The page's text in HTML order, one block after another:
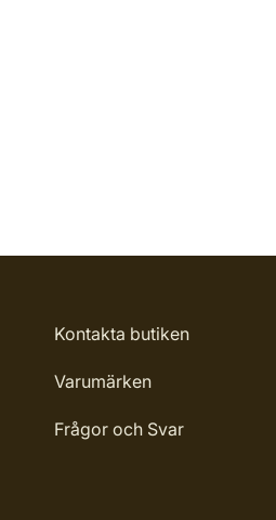
Kontakta butiken
Varumärken
Frågor och Svar